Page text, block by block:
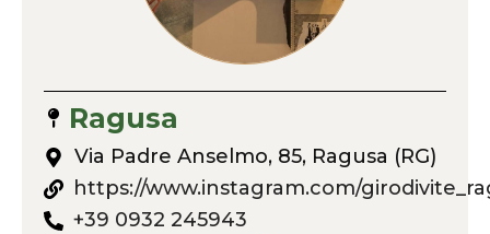
Ragusa
Via Padre Anselmo, 85, Ragusa (RG)
https://www.instagram.com/
+39 0932 245943